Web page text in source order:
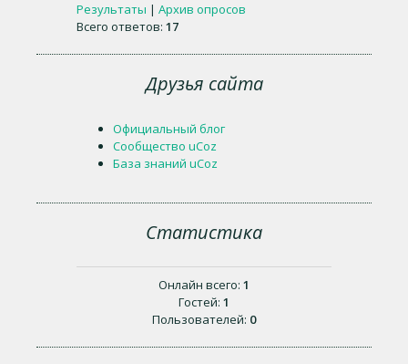
Результаты | Архив опросов
Всего ответов: 17
Друзья сайта
Официальный блог
Сообщество uCoz
База знаний uCoz
Статистика
Онлайн всего: 1
Гостей: 1
Пользователей: 0